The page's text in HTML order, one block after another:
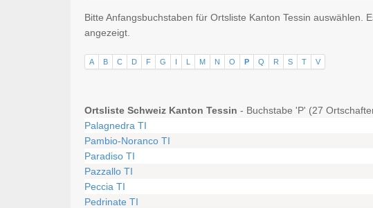
Bitte Anfangsbuchstaben für Ortsliste Kanton Tessin auswählen.
angezeigt.
A B C D F G I L M N O P Q R S T V
Ortsliste Schweiz Kanton Tessin - Buchstabe 'P' (27
Palagnedra TI
Pambio-Noranco TI
Paradiso TI
Pazzallo TI
Peccia TI
Pedrinate TI